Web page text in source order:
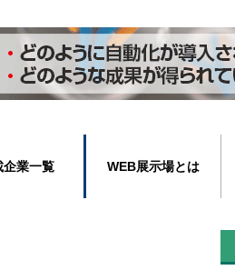
企業一覧 WEB展示場とは